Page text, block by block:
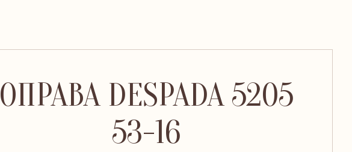
ОПРАВА DESPADA 5205
53-16